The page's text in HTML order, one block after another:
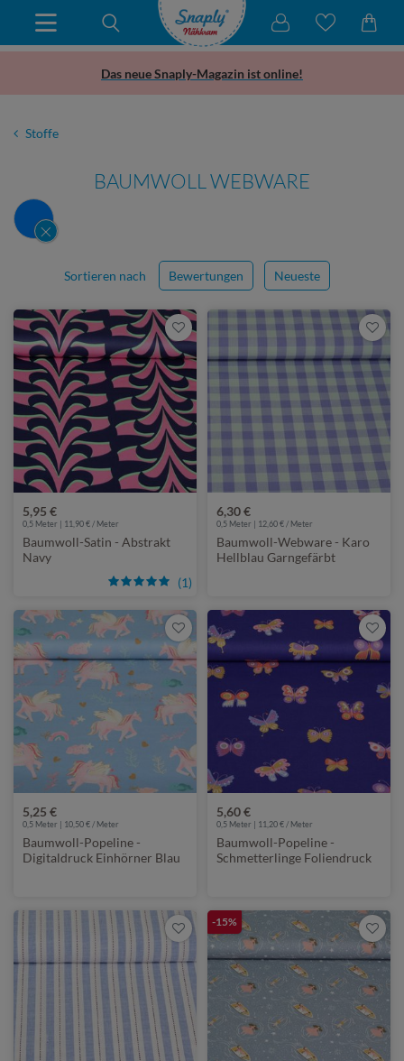
Das neue Snaply-Magazin ist online!
Stoffe
BAUMWOLL WEBWARE
Sortieren nach Bewertungen Neueste
5,95 €
(1)
0,5 Meter | 11,90 € / Meter
Baumwoll-Satin - Abstrakt
Navy
6,30 €
0,5 Meter | 12,60 € / Meter
Baumwoll-Webware - Karo
Hellblau Garngefärbt
5,25 €
0,5 Meter | 10,50 € / Meter
Baumwoll-Popeline -
Digitaldruck Einhörner Blau
5,60 €
0,5 Meter | 11,20 € / Meter
Baumwoll-Popeline -
Schmetterlinge Foliendruck
-15%